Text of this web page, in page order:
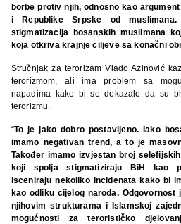
borbe protiv njih, odnosno kao
i Republike Srpske od
stigmatizacija bosanskih muslimana
koja otkriva krajnje ciljeve sa konačni
Stručnjak za terorizam Vlado Azinović
terorizmom, ali ima problem sa
napadima kako bi se dokazalo da su
terorizmu.
“To je jako dobro postavljeno. Iako
imamo negativan trend, a to je
Također imamo izvjestan broj
koji spolja stigmatiziraju BiH kao
isceniraju nekoliko incidenata kako bi
kao odliku cijelog naroda. Odgovornost
njihovim strukturama i Islamskoj
mogućnosti za terorističko